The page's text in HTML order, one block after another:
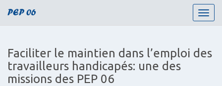
T
o
l
PEP 06
Faciliter le maintien dans l’emploi des
travailleurs handicapés: une des
missions des PEP 06